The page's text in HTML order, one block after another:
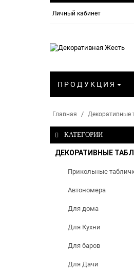
Личный кабинет
ПРОДУКЦИЯ
Главная Декоративные
КАТЕГОРИИ
ДЕКОРАТИВНЫЕ
Прикольные
Автономера
Для дома
Для Кухни
Для баров
Для Дачи